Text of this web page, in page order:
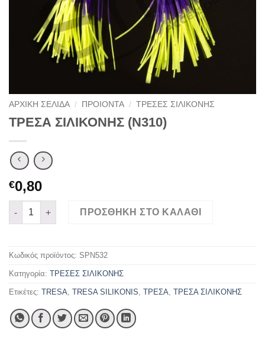
ΑΡΧΙΚΉ ΣΕΛΊΔΑ / ΠΡΟΙΟΝΤΑ / ΤΡΕΣΕΣ ΣΙΛΙΚΟΝΗΣ
ΤΡΕΣΑ ΣΙΛΙΚΟΝΗΣ (Ν310)
€0,80
ΤΡΕΣΑ ΣΙΛΙΚΟΝΗΣ (Ν310) ποσότητα
ΠΡΟΣΘΉΚΗ ΣΤΟ ΚΑΛΆΘΙ
Κωδικός προϊόντος: SPN532
Κατηγορία: ΤΡΕΣΕΣ ΣΙΛΙΚΟΝΗΣ
Ετικέτες: TRESA, TRESA SILIKONIS, ΤΡΕΣΑ, ΤΡΕΣΑ ΣΙΛΙΚΟΝΗΣ